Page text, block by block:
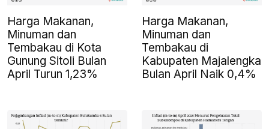
Harga Makanan,
Minuman dan
Tembakau di Kota
Gunung Sitoli Bulan
April Turun 1,23%
Harga Makanan,
Minuman dan
Tembakau di
Kabupaten Majalengka
Bulan April Naik 0,4%